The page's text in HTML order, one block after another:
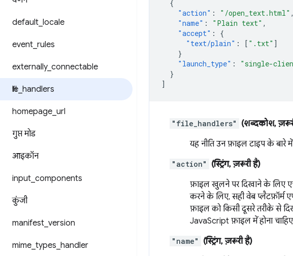
default locale
event rules
externally_ connectable
file handlers
homepage url
गुप्त मोड
आइकॉन
input components
कुंजी
manifest version
mime types handler
{
"action" : "/open_text.html" ,
"name" : "Plain text" ,
"accept" :
{
"text/plain" : [ ".txt" ]
}
"launch_type" :
"single-
}
]
"file_handlers"
(शब्दकोश,
यह नीति उन फ़ाइल टाइप के बारे
"action"
(स्ट्रिंग, ज़रूरी है)
फ़ाइल खुलने पर दिखाने के लिए
करने के लिए, सही वेब प्लैटफ़ॉर्म
फ़ाइल को किसी दूसरे तरीके से
JavaScript फ़ाइल में होना
"name"
(स्ट्रिंग, ज़रूरी है)